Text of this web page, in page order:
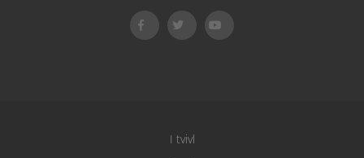
I tvivl